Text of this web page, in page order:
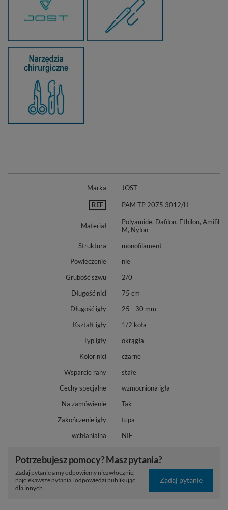
Marka JOST
REF PAM TP 2075 3012/H
Materiał
Polyamide, Dafilon, Ethilon, Amifil
M, Nylon
Struktura
monofilament
Powleczenie
nie
Grubość szwu
2/0
Długość nici
75 cm
Długość igły
25 - 30 mm
Kształt igły
1/2 koła
Typ igły
okrągła
Kolor nici
czarne
Wsparcie rany
stałe
Cechy specjalne
wzmocniona igła
Na zamówienie
Tak
Zakończenie igły
tępa
wchłanialna
NIE
Potrzebujesz pomocy? Masz pytania?
Zadaj pytanie a my odpowiemy niezwłocznie,
najciekawsze pytania i odpowiedzi publikując
dla innych.
Zadaj pytanie